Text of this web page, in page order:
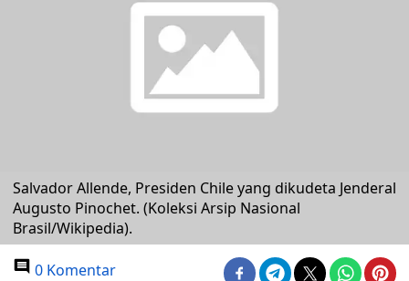
Salvador Allende, Presiden Chile yang dikudeta Jenderal
Augusto Pinochet. (Koleksi Arsip Nasional
Brasil/Wikipedia).
0 Komentar